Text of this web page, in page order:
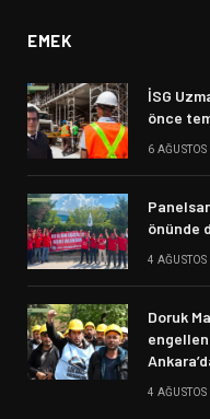
EMEK
İSG
önce
6
önünde
4
Doruk
4